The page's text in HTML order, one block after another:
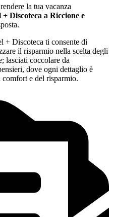
la tua vacanza
Discoteca a Riccione e
+ Discoteca ti consente di
il risparmio nella scelta degli
lasciati coccolare da
dove ogni dettaglio è
e del risparmio.